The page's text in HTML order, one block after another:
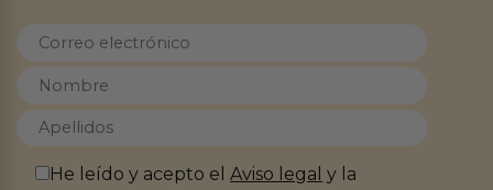
He leído y acepto elAviso legal y la